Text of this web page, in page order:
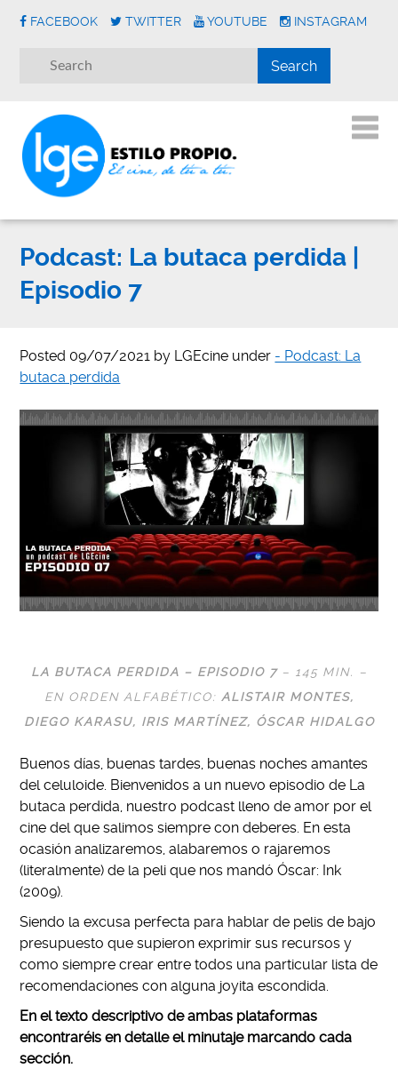
FACEBOOK TWITTER YOUTUBE INSTAGRAM
Podcast: La butaca perdida |
Episodio 7
Posted 09/07/2021 by LGEcine under - Podcast: La
butaca perdida
LA BUTACA PERDIDA – EPISODIO 7– 145 MIN. –
EN ORDEN ALFABÉTICO: ALISTAIR MONTES,
DIEGO KARASU, IRIS MARTÍNEZ, ÓSCAR HIDALGO
Buenos días, buenas tardes, buenas noches amantes
del celuloide. Bienvenidos a un nuevo episodio de La
butaca perdida, nuestro podcast lleno de amor por el
cine del que salimos siempre con deberes. En esta
ocasión analizaremos, alabaremos o rajaremos
(literalmente) de la peli que nos mandó Óscar: Ink
(2009).
Siendo la excusa perfecta para hablar de pelis de bajo
presupuesto que supieron exprimir sus recursos y
como siempre crear entre todos una particular lista de
recomendaciones con alguna joyita escondida.
En el texto descriptivo de ambas plataformas
encontraréis en detalle el minutaje marcando cada
sección.